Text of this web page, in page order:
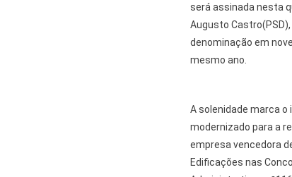
será assinada nesta
Augusto
denominação em
mesmo ano.
A solenidade marca o
modernizado para a
empresa vencedora
Edificações nas